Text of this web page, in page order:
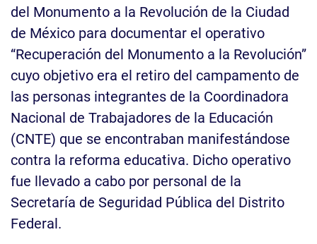
del Monumento a la Revolución de la Ciudad
de México para documentar el operativo
“Recuperación del Monumento a la Revolución”
cuyo objetivo era el retiro del campamento de
las personas integrantes de la Coordinadora
Nacional de Trabajadores de la Educación
(CNTE) que se encontraban manifestándose
contra la reforma educativa. Dicho operativo
fue llevado a cabo por personal de la
Secretaría de Seguridad Pública del Distrito
Federal.